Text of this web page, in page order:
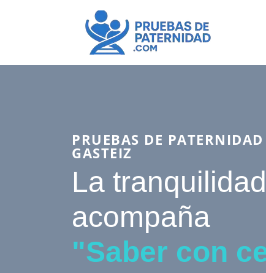
PRUEBAS DE
GASTEIZ
La
acompaña
"Saber con